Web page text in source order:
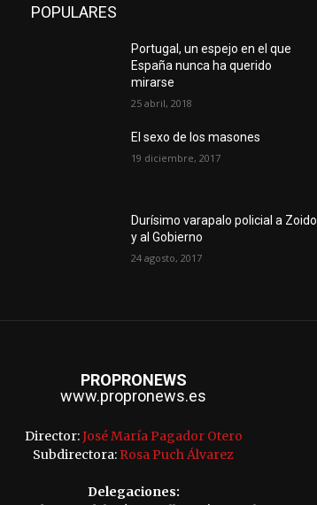
POPULARES
Portugal, un espejo en el que
España nunca ha querido
mirarse
25 abril, 2018
El sexo de los masones
19 diciembre, 2017
Durísimo varapalo policial a Zoido
y al Gobierno
24 agosto, 2017
PROPRONEWS
www.propronews.es
Director:José María Pagador Otero
Subdirectora: Rosa Puch Álvarez
Delegaciones: